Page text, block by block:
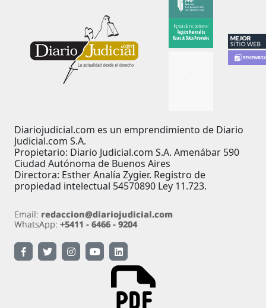
Diariojudicial.com es un emprendimiento de Diario
Judicial.com S.A.
Propietario: Diario Judicial.com S.A. Amenábar 590
Ciudad Autónoma de Buenos Aires
Directora: Esther Analía Zygier. Registro de
propiedad intelectual 54570890 Ley 11.723.